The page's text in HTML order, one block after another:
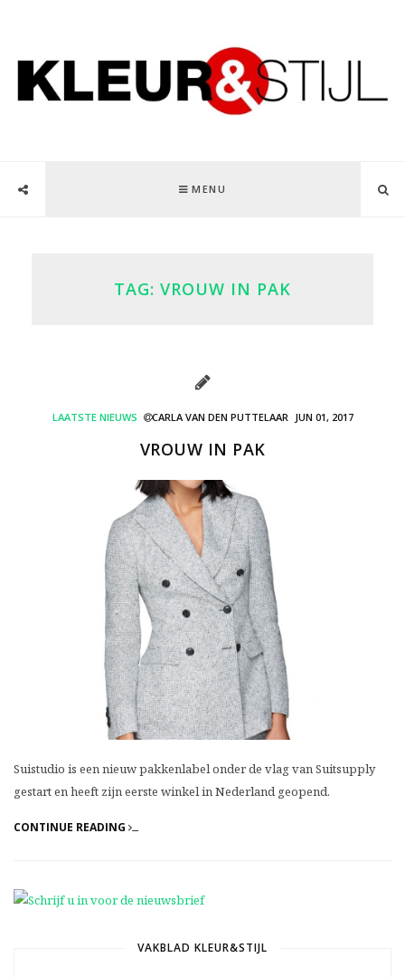
MENU
TAG: VROUW IN PAK
LAATSTE NIEUWS CARLA VAN DEN PUTTELAAR JUN 01, 2017
VROUW IN PAK
Suistudio is een nieuw pakkenlabel onder de vlag van Suitsupply
gestart en heeft zijn eerste winkel in Nederland geopend.
CONTINUE READING
VAKBLAD KLEUR&STIJL